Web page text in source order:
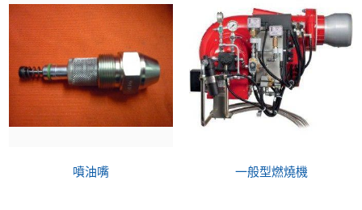
噴油嘴 一般型燃燒機